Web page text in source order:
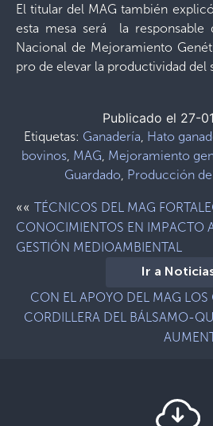
El titular del MAG también
esta mesa será la responsable
Nacional de Mejoramiento
pro de elevar la productividad del
Publicado el 27-
Etiquetas: Ganadería, Hato
bovinos, MAG, Mejoramiento
Guardado, Producción
«« TÉCNICOS DEL MAG
CONOCIMIENTOS EN IMPACTO
GESTIÓN MEDIOAMBIENTAL
Ir a
CON EL APOYO DEL MAG LOS
CORDILLERA DEL BÁLSAMO-